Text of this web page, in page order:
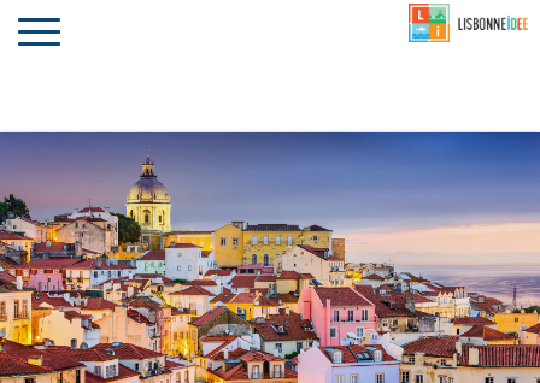
PORTUGAL
Toggle
navigation